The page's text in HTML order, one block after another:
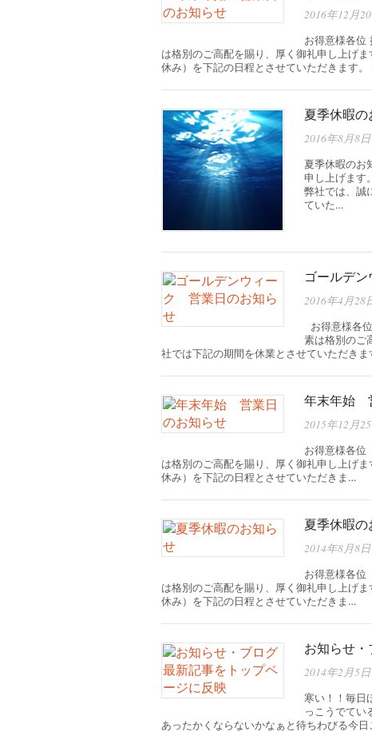
2016年12月
お得意様各位
は格別のご高配を賜り、厚く御礼申し上げ
休み）を下記の日程とさせていただきます
夏季休暇
2016年8月8日
夏季休暇のお
申し上げます
弊社では、誠
ていた…
ゴールデ
2016年4月28
お得意様各
素は格別のご
社では下記の期間を休業とさせていただき
年末年始
2015年12月
お得意様各
は格別のご高配を賜り、厚く御礼申し上げ
休み）を下記の日程とさせていただきま…
夏季休暇
2014年8月8日
お得意様各
は格別のご高配を賜り、厚く御礼申し上げ
休み）を下記の日程とさせていただきま…
お知らせ
2014年2月5日
寒い！！毎日
っこうでてい
あったかくならないかなぁと待ちわびる今